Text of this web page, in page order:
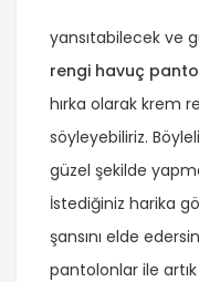
yansıtabilecek ve
rengi havuç
hırka olarak krem
söyleyebiliriz.
güzel şekilde
İstediğiniz harika
şansını elde
pantolonlar ile artık